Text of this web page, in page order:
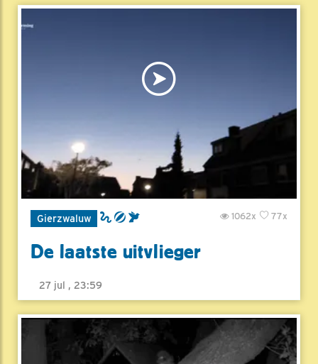
Gierzwaluw 77x
1062x
De laatste uitvlieger
27 jul , 23:59